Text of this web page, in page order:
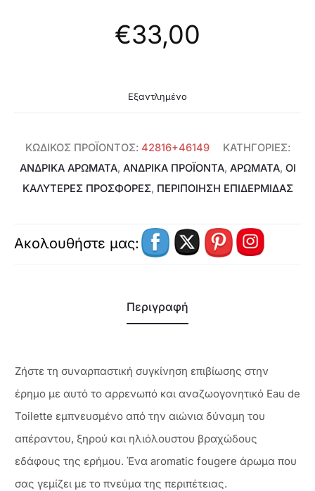
€33,00
Εξαντλημένο
ΚΩΔΙΚΌΣ ΠΡΟΪΌΝΤΟΣ: 42816+46149
ΚΑΤΗΓΟΡΊΕΣ:
ΑΝΔΡΙΚΆ ΑΡΏΜΑΤΑ, ΑΝΔΡΙΚΑ ΠΡΟΪΟΝΤΑ, ΑΡΩΜΑΤΑ, ΟΙ
ΚΑΛΥΤΕΡΕΣ ΠΡΟΣΦΟΡΕΣ, ΠΕΡΙΠΟΊΗΣΗ ΕΠΙΔΕΡΜΊΔΑΣ
Ακολουθήστε μας:
Περιγραφή
Ζήστε τη συναρπαστική συγκίνηση επιβίωσης στην
έρημο με αυτό το αρρενωπό και αναζωογονητικό Eau de
Toilette εμπνευσμένο από την αιώνια δύναμη του
απέραντου, ξηρού και ηλιόλουστου βραχώδους
εδάφους της ερήμου. Ένα aromatic fougere άρωμα που
σας γεμίζει με το πνεύμα της περιπέτειας.